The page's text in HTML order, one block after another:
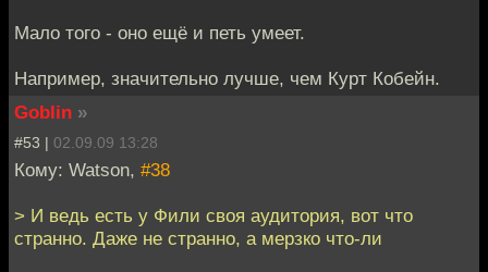
Мало того - оно ещё и петь умеет.
Например, значительно лучше, чем Курт Кобейн.
Goblin »
#53 | 02.09.09 13:28
Кому: Watson, #38
> И ведь есть у Фили своя аудитория, вот что
странно. Даже не странно, а мерзко что-ли